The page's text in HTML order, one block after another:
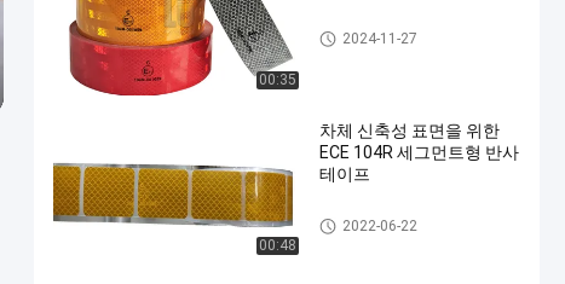
00:35
사려깊은 차량 표하기 테이프
2024-11-27
00:48
차체 신축성 표면을 위한
ECE 104R 세그먼트형 반사
테이프
Ece 104 사려깊은 테이프
2022-06-22